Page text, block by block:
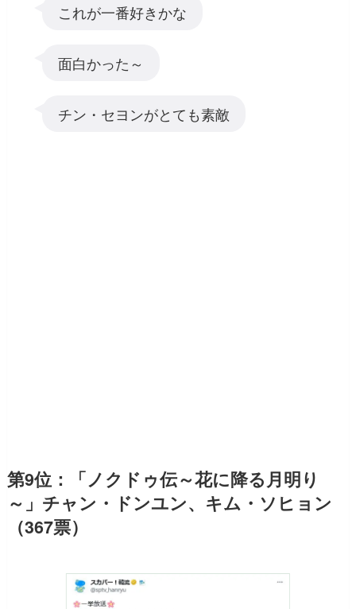
これが一番好きかな
面白かった～
チン・セヨンがとても素敵
第9位：「ノクドゥ伝～花に降る月明り
～」チャン・ドンユン、キム・ソヒョン
（367票）